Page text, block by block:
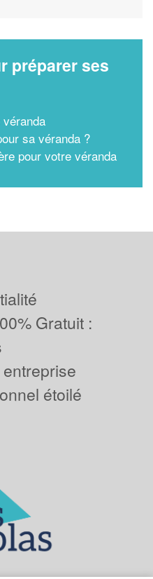
préparer ses
véranda
sa véranda ?
pour votre véranda
Gratuit :
étoilé